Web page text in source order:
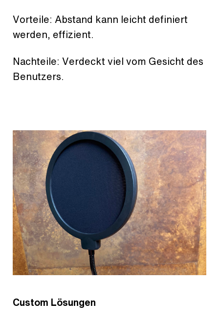
Vorteile: Abstand kann leicht definiert
werden, effizient.
Nachteile: Verdeckt viel vom Gesicht des
Benutzers.
Custom Lösungen